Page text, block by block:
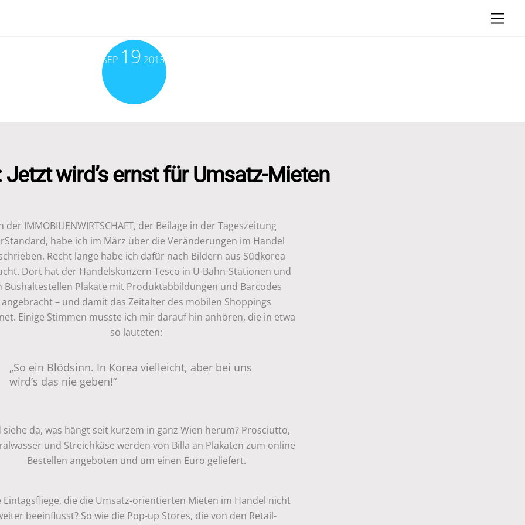
SEP 19 2013
Jetzt wird’s ernst für Umsatz-Mieten
der IMMOBILIENWIRTSCHAFT, der Beilage in der Tageszeitung
habe ich im März über die Veränderungen im Handel
Recht lange habe ich dafür nach Bildern aus Südkorea
Dort hat der Handelskonzern Tesco in U-Bahn-Stationen und
Bushaltestellen Plakate mit Produktabbildungen und Barcodes
angebracht – und damit das Zeitalter des mobilen Shoppings
Einige Stimmen musste ich mir darauf hin anhören, die in etwa
so lauteten:
„So ein Blödsinn. In Korea vielleicht, aber bei uns
wird’s das nie geben!“
siehe da, was hängt seit kurzem in ganz Wien herum? Prosciutto,
und Streichkäse werden von Billa an Plakaten zum online
Bestellen angeboten und um einen Euro geliefert.
Eintagsfliege, die die Umsatz-orientierten Mieten im Handel nicht
beeinflusst? So wie die Pop-up Stores, die von den Retail-